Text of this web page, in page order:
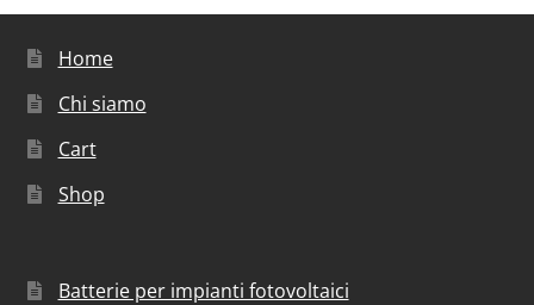
Home
Chi siamo
Cart
Shop
Batterie per impianti fotovoltaici